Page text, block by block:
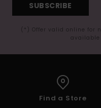
SUBSCRIBE
(*) Offer valid online for
available
Find a Store